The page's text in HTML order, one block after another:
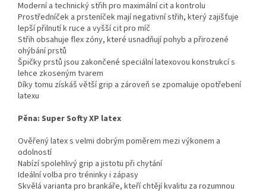
Moderní a technický střih pro maximální cit a kontrolu
Prostředníček a prsteníček mají negativní střih, který zajišťuje
lepší přilnutí k ruce a vyšší cit pro míč
Střih obsahuje flex zóny, které usnadňují pohyb a přirozené
ohýbání prstů
Špičky prstů jsou zakončené speciální latexovou konstrukcí s
lehce zkoseným tvarem
Díky tomu získáš větší grip a zároveň se zpomaluje opotřebení
latexu
Pěna: Super Softy XP latex
Ověřený latex s velmi dobrým poměrem mezi výkonem a
odolností
Nabízí spolehlivý grip a jistotu při chytání
Ideální volba pro tréninky i zápasy
Skvělá varianta pro brankáře, kteří chtějí kvalitu za rozumnou